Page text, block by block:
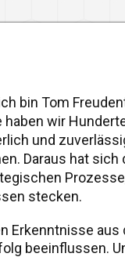
bin Tom
haben wir
und
Daraus hat sich
stecken.
Erkenntnisse aus
beeinflussen.